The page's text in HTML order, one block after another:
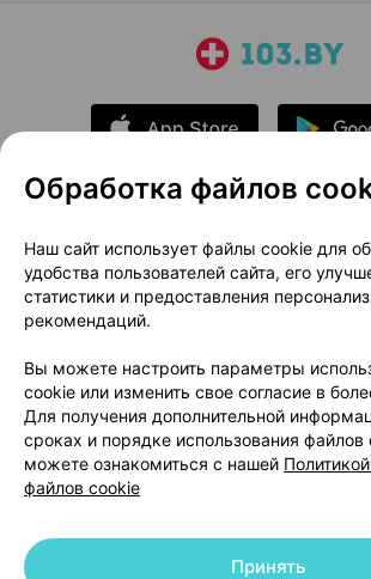
О проекте
Новости
Размещение рекламы
Публичный договор
Способы оплаты
Вакансии
Написать руководителю
Написать в поддержку
Персональные настройки
Обработка файлов
Наш сайт использует файлы cookie для
удобства пользователей сайта, его
статистики и предоставления
рекомендаций.
Вы можете настроить параметры
cookie или изменить свое согласие в
Для получения дополнительной
сроках и порядке использования
можете ознакомиться с нашей
файлов cookie
Принять